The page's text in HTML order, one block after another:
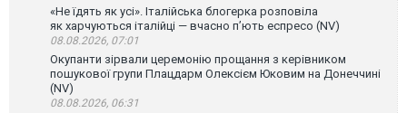
«Не їдять як усі». Італійська блогерка розповіла
як харчуються італійці — вчасно п’ють еспресо (NV)
08.08.2026, 07:01
Окупанти зірвали церемонію прощання з керівником
пошукової групи Плацдарм Олексієм Юковим на Донеччині
(NV)
08.08.2026, 06:31